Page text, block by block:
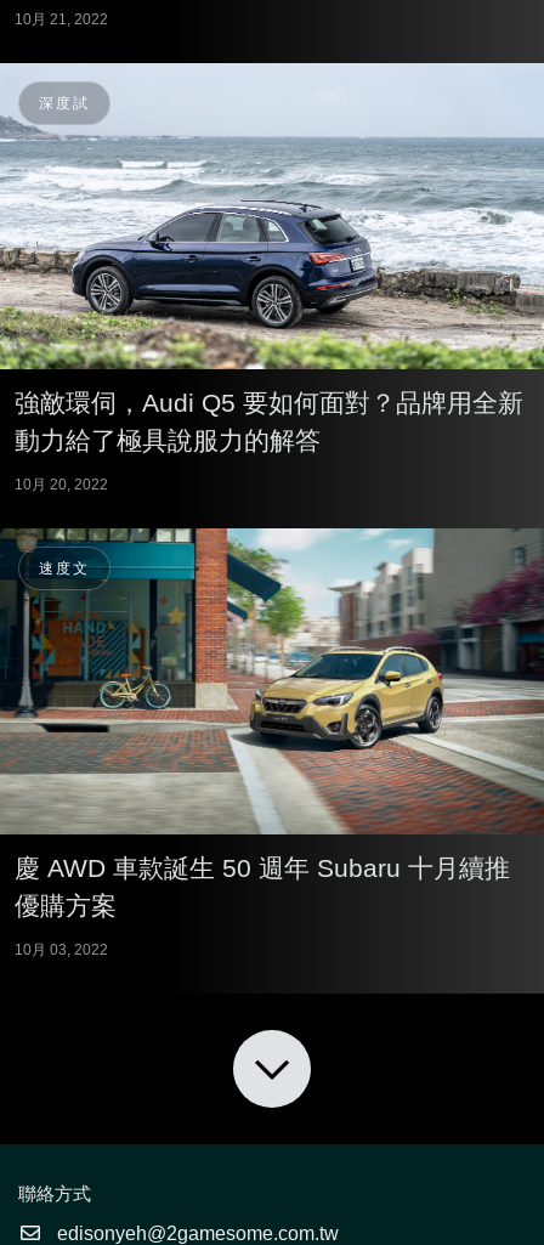
10月 21, 2022
深度試
強敵環伺，Audi Q5 要如何面對？品牌用全新
動力給了極具說服力的解答
10月 20, 2022
速度文
慶 AWD 車款誕生 50 週年 Subaru 十月續推
優購方案
10月 03, 2022
聯絡方式
edisonyeh@2gamesome.com.tw